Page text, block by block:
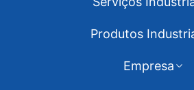
Produtos
Empresa